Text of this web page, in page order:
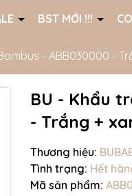
BST MỚI !!!
- ABB030000 -
BU - Khẩu
- Trắng +
Thương hiệu:
Tình trạng: Hết
Mã sản phẩm:
Mã giảm giá: